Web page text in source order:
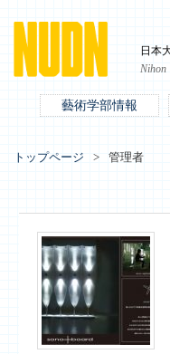
日本
Nihon
藝術学部情報
トップページ 管理者